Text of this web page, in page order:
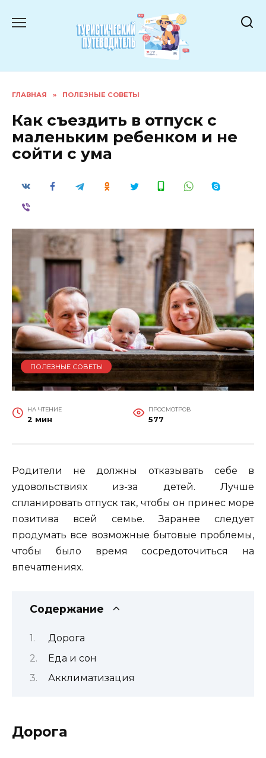
ГЛАВНАЯ » ПОЛЕЗНЫЕ СОВЕТЫ
Как съездить в отпуск с
маленьким ребенком и не
сойти с ума
ПОЛЕЗНЫЕ СОВЕТЫ
НА ЧТЕНИЕ
2 мин
ПРОСМОТРОВ
577
Родители не должны отказывать себе в
удовольствиях из-за детей. Лучше
спланировать отпуск так, чтобы он принес море
позитива всей семье. Заранее следует
продумать все возможные бытовые проблемы,
чтобы было время сосредоточиться на
впечатлениях.
Содержание
Дорога
Еда и сон
Акклиматизация
Дорога